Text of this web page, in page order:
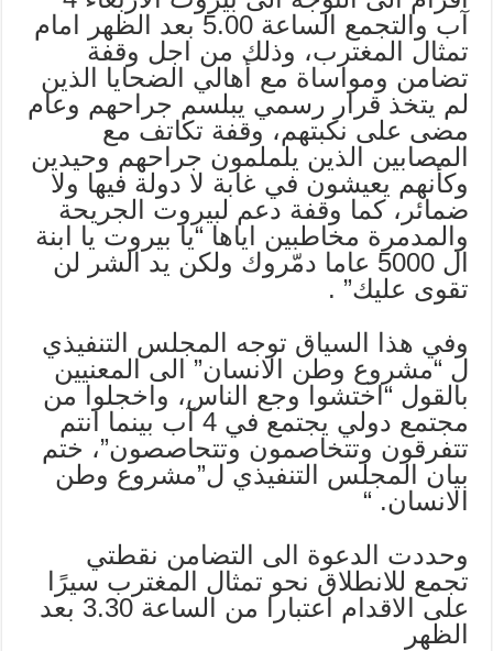
آب والتجمع الساعة 5.00 بعد الظهر امام
تمثال المغترب، وذلك من اجل وقفة
تضامن ومواساة مع أهالي الضحايا الذين
لم يتخذ قرار رسمي يبلسم جراحهم وعام
مضى على نكبتهم، وقفة تكاتف مع
المصابين الذين يلملمون جراحهم وحيدين
وكأنهم يعيشون في غابة لا دولة فيها ولا
ضمائر، كما وقفة دعم لبيروت الجريحة
والمدمرة مخاطبين اياها “يا بيروت يا ابنة
ال 5000 عاما دمّروك ولكن يد الشر لن
تقوى عليك” .
وفي هذا السياق توجه المجلس التنفيذي
ل “مشروع وطن الانسان” الى المعنيين
بالقول “اختشوا وجع الناس، واخجلوا من
مجتمع دولي يجتمع في 4 آب بينما انتم
تتفرقون وتتخاصمون وتتحاصصون”، ختم
بيان المجلس التنفيذي ل”مشروع وطن
الانسان. “
وحددت الدعوة الى التضامن نقطتي
تجمع للانطلاق نحو تمثال المغترب سيرًا
على الاقدام اعتبارا من الساعة 3.30 بعد
الظهر